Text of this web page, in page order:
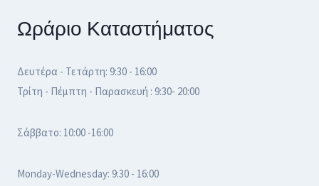
Ωράριο Καταστήματος
Δευτέρα - Τετάρτη: 9:30 - 16:00
Τρίτη - Πέμπτη - Παρασκευή : 9:30- 20:00
Σάββατο: 10:00 -16:00
Monday-Wednesday: 9:30 - 16:00